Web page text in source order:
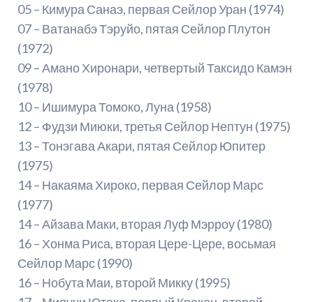
05 – Кимура Санаэ, первая Сейлор Уран (1974)
07 – Ватанабэ Тэруйо, пятая Сейлор Плутон
(1972)
09 – Амано Хиронари, четвертый Таксидо Камэн
(1978)
10 – Ишимура Томоко, Луна (1958)
12 – Фудзи Миюки, третья Сейлор Нептун (1975)
13 – Тонэгава Акари, пятая Сейлор Юпитер
(1975)
14 – Накаяма Хироко, первая Сейлор Марс
(1977)
14 – Айзава Маки, вторая Луф Мэрроу (1980)
16 – Хонма Риса, вторая Цере-Цере, восьмая
Сейлор Марс (1990)
16 – Нобута Маи, второй Микку (1995)